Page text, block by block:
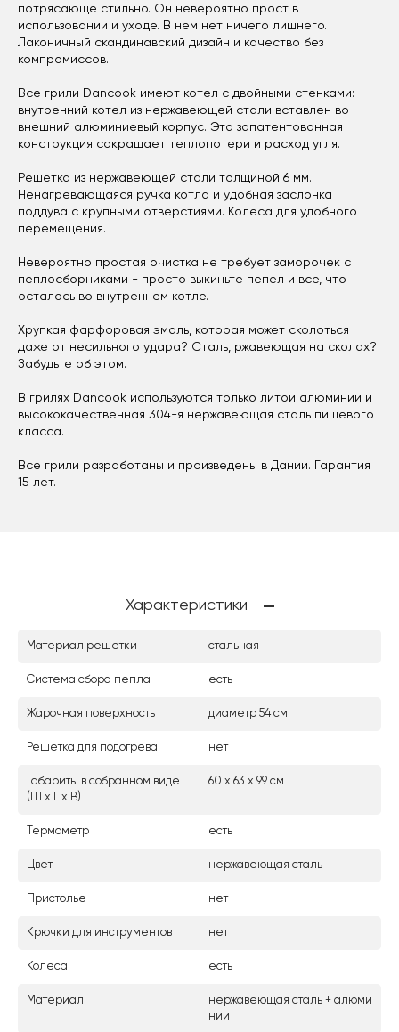
потрясающе стильно. Он невероятно прост в
использовании и уходе. В нем нет ничего лишнего.
Лаконичный скандинавский дизайн и качество без
компромиссов.
Все грили Dancook имеют котел с двойными стенками:
внутренний котел из нержавеющей стали вставлен во
внешний алюминиевый корпус. Эта запатентованная
конструкция сокращает теплопотери и расход угля.
Решетка из нержавеющей стали толщиной 6 мм.
Ненагревающаяся ручка котла и удобная заслонка
поддува с крупными отверстиями. Колеса для удобного
перемещения.
Невероятно простая очистка не требует заморочек с
пеплосборниками - просто выкиньте пепел и все, что
осталось во внутреннем котле.
Хрупкая фарфоровая эмаль, которая может сколоться
даже от несильного удара? Сталь, ржавеющая на сколах?
Забудьте об этом.
В грилях Dancook используются только литой алюминий и
высококачественная 304-я нержавеющая сталь пищевого
класса.
Все грили разработаны и произведены в Дании. Гарантия
15 лет.
Характеристики
Материал решетки стальная
Система сбора пепла есть
Жарочная поверхность диаметр 54 см
Решетка для подогрева нет
Габариты в собранном виде
(Ш х Г х В)
60 х 63 х 99 см
Термометр есть
Цвет нержавеющая сталь
Пристолье нет
Крючки для инструментов нет
Колеса есть
Материал
нержавеющая сталь + алюми
ний